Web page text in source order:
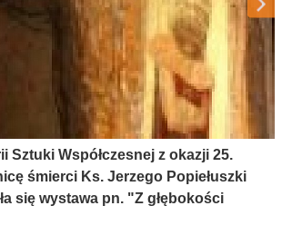
Sztuki Współczesnej z okazji 25.
śmierci Ks. Jerzego Popiełuszki
się wystawa pn. "Z głębokości